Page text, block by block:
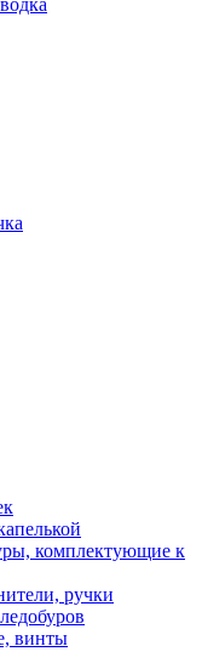
комплектующие к
ручки
винты